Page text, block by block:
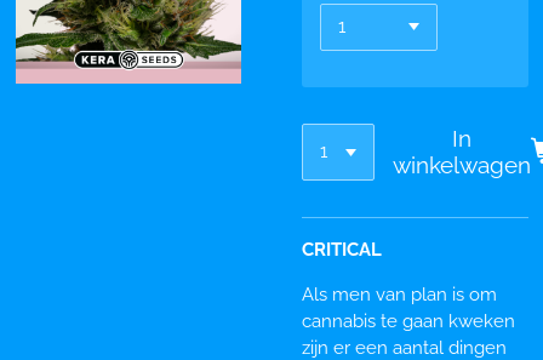
In
winkelwagen
CRITICAL
Als men van plan is om
cannabis te gaan kweken
zijn er een aantal dingen